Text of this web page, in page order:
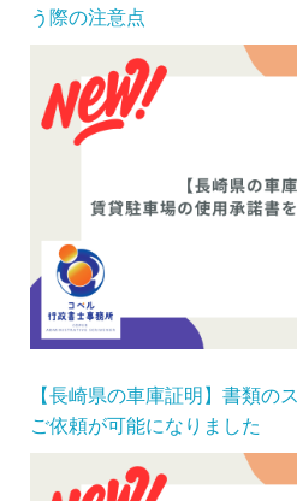
う際の注意点
【長崎県の車庫証明】書類の
ご依頼が可能になりました